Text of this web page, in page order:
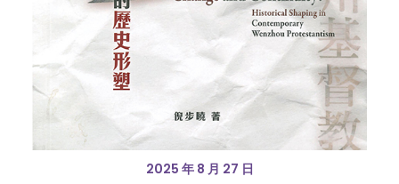
2025 年 8 月 27 日